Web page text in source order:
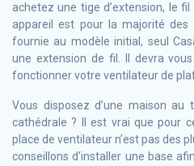
achetez une tige d’extension, le
appareil est pour la majorité
fournie au modèle initial, seul
une extension de fil. Il devra
fonctionner votre ventilateur de
Vous disposez d’une maison au
cathédrale ? Il est vrai que pour
place de ventilateur n’est pas des
conseillons d’installer une base